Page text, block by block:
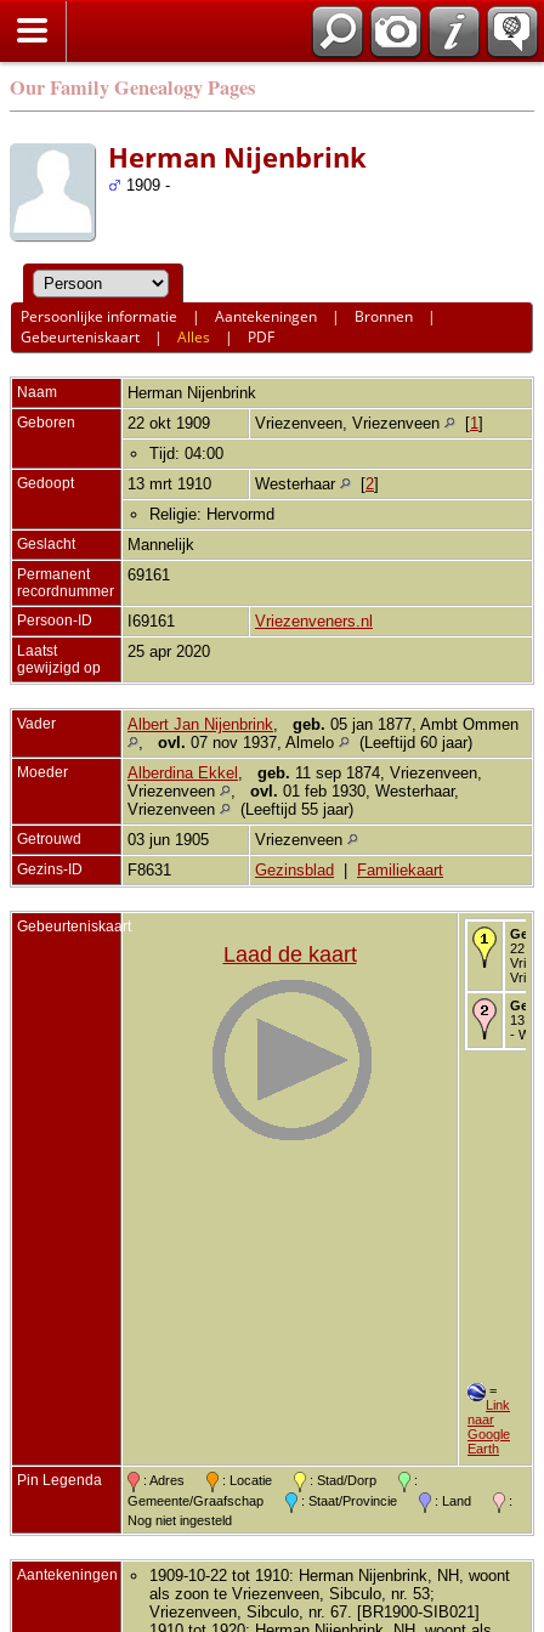
Our Family Genealogy Pages
Herman Nijenbrink
1909 -
Persoonlijke informatie |Aantekeningen | Bronnen |
Gebeurteniskaart |Alles | PDF
Naam Herman Nijenbrink
Geboren 22 okt 1909 Vriezenveen, Vriezenveen [1 ]
Tijd: 04:00
Gedoopt 13 mrt 1910 Westerhaar [2]
Religie: Hervormd
Geslacht Mannelijk
Permanent
recordnummer
69161
Persoon-ID I69161 Vriezenveners.nl
Laatst
gewijzigd op
25 apr 2020
Vader Albert Jan Nijenbrink geb. 05 jan 1877, Ambt Ommen
ovl. 07 nov 1937, Almelo (Leeftijd 60 jaar)
Moeder Alberdina Ekkel geb. 11 sep 1874, Vriezenveen,
Vriezenveen
ovl. 01 feb 1930, Westerhaar,
Vriezenveen
(Leeftijd 55 jaar)
Getrouwd 03 jun 1905 Vriezenveen
Gezins-ID F8631 Gezinsblad Familiekaart
Gebeurteniskaart
Laad de kaart
22
13
-
=
Link
naar
Google
Earth
Pin Legenda : Adres : Locatie : Stad/Dorp
:
Gemeente/Graafschap
: Staat/Provincie : Land
:
Nog niet ingesteld
Aantekeningen
1909-10-22 tot 1910: Herman Nijenbrink, NH, woont
als zoon te Vriezenveen, Sibculo, nr. 53;
Vriezenveen, Sibculo, nr. 67. [BR1900-SIB021]